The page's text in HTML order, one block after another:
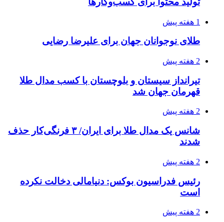
1 هفته پیش
طلای نوجوانان جهان برای علیرضا رضایی
2 هفته پیش
تیرانداز سیستان و بلوچستان با کسب مدال طلا
قهرمان جهان شد
2 هفته پیش
شانس یک مدال طلا برای ایران/ ۳ فرنگی‌کار حذف
شدند
2 هفته پیش
رئیس فدراسیون بوکس: دنیامالی دخالت نکرده
است
2 هفته پیش